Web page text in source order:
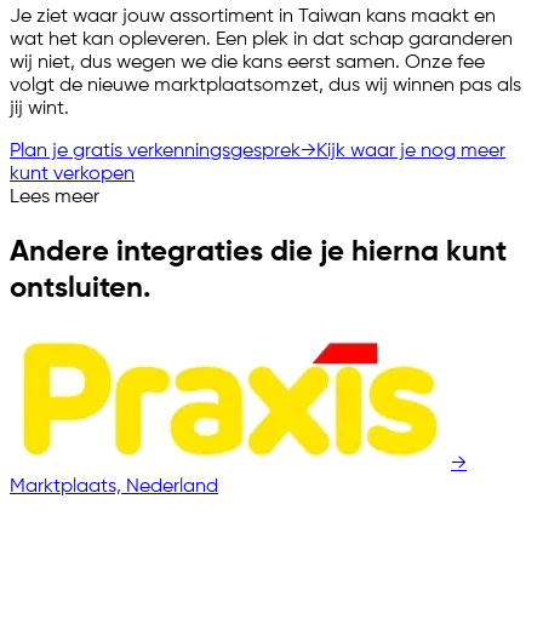
Je ziet waar jouw assortiment in Taiwan kans maakt en
wat het kan opleveren. Een plek in dat schap garanderen
wij niet, dus wegen we die kans eerst samen. Onze fee
volgt de nieuwe marktplaatsomzet, dus wij winnen pas als
jij wint.
Plan je gratis verkenningsgesprek→Kijk waar je nog meer
kunt verkopen
Lees meer
Andere integraties die je hierna kunt
ontsluiten.
→
Marktplaats, Nederland